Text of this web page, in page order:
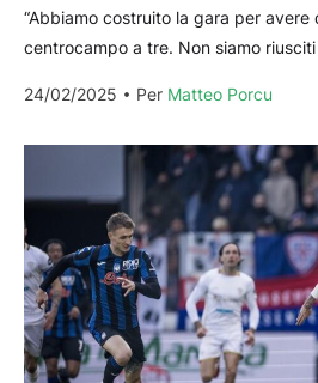
“Abbiamo costruito la gara per avere
centrocampo a tre. Non siamo
24/02/2025
Per Matteo Porcu